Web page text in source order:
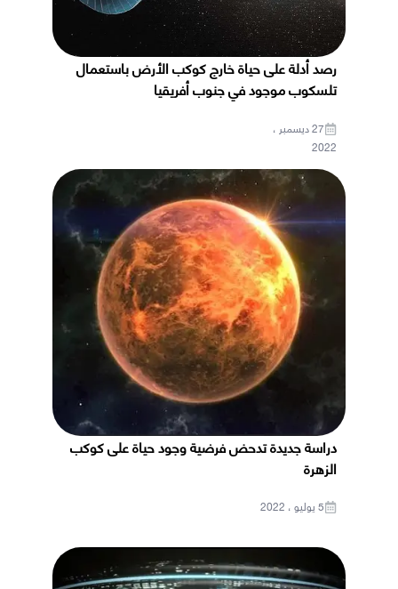
رصد أدلة على حياة خارج كوكب الأرض باستعمال
تلسكوب موجود في جنوب أفريقيا
27 ديسمبر ،
2022
دراسة جديدة تدحض فرضية وجود حياة على كوكب
الزهرة
5 يوليو ، 2022